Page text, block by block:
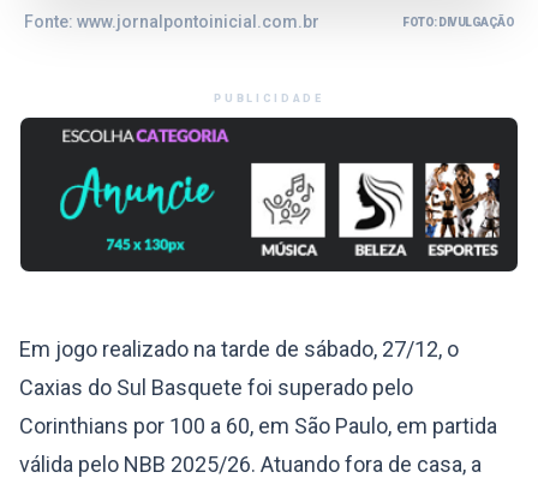
Fonte: www.jornalpontoinicial.com.br FOTO: DIVULGAÇÃO
PUBLICIDADE
Em jogo realizado na tarde de sábado, 27/12, o
Caxias do Sul Basquete foi superado pelo
Corinthians por 100 a 60, em São Paulo, em partida
válida pelo NBB 2025/26. Atuando fora de casa, a